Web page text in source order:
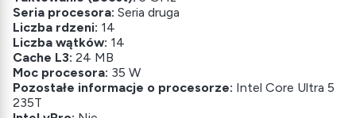
Seria procesora: Seria druga
Liczba rdzeni: 14
Liczba wątków: 14
Cache L3: 24 MB
Moc procesora: 35 W
Pozostałe informacje o procesorze: Intel Core Ultra 5
235T